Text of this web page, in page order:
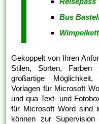
Bus
Gekoppelt von Ihren
Stilen, Sorten,
großartige
Vorlagen für Microsoft
und qua Text- und
für Microsoft Word sind
können zur